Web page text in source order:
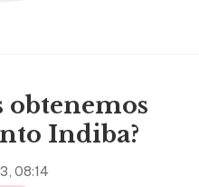
obtenemos
Indiba?
08:14